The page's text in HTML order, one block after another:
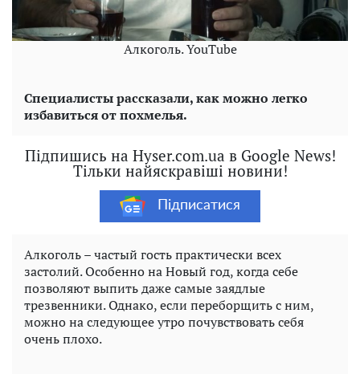
Алкоголь. YouTube
Специалисты рассказали, как можно легко
избавиться от похмелья.
Підпишись на Hyser.com.ua в Google News!
Тільки найяскравіші новини!
Підписатися
Алкоголь – частый гость практически всех
застолий. Особенно на Новый год, когда себе
позволяют выпить даже самые заядлые
трезвенники. Однако, если переборщить с ним,
можно на следующее утро почувствовать себя
очень плохо.